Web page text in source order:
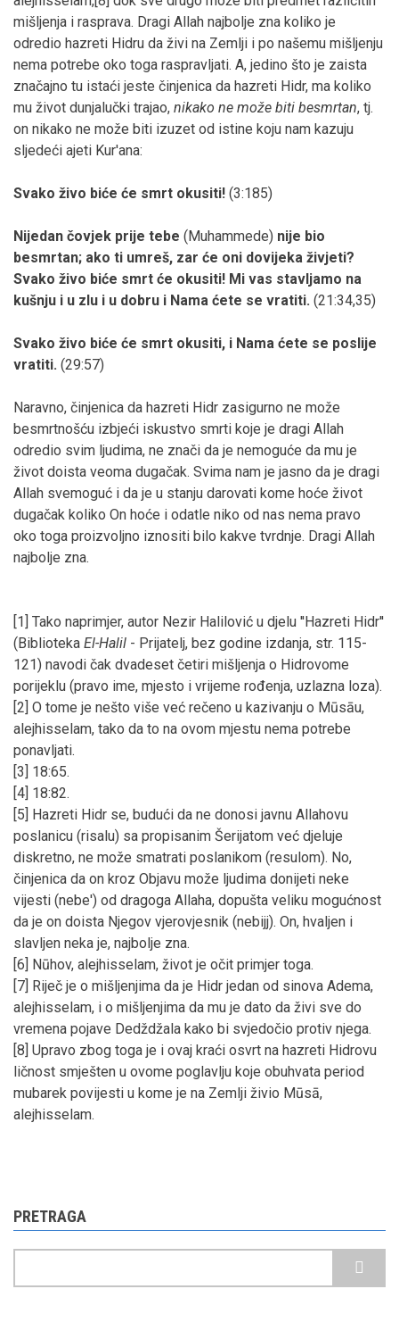
mišljenja i rasprava. Dragi Allah najbolje zna koliko je
odredio hazreti Hidru da živi na Zemlji i po našemu mišljenju
nema potrebe oko toga raspravljati. A, jedino što je zaista
značajno tu istaći jeste činjenica da hazreti Hidr, ma koliko
mu život dunjalučki trajao, nikako ne može biti besmrtan, tj.
on nikako ne može biti izuzet od istine koju nam kazuju
sljedeći ajeti Kur'ana:
Svako živo biće će smrt okusiti! (3:185)
Nijedan čovjek prije tebe (Muhammede) nije bio
besmrtan; ako ti umreš, zar će oni dovijeka živjeti?
Svako živo biće smrt će okusiti! Mi vas stavljamo na
kušnju i u zlu i u dobru i Nama ćete se vratiti. (21:34,35)
Svako živo biće će smrt okusiti, i Nama ćete se poslije
vratiti. (29:57)
Naravno, činjenica da hazreti Hidr zasigurno ne može
besmrtnošću izbjeći iskustvo smrti koje je dragi Allah
odredio svim ljudima, ne znači da je nemoguće da mu je
život doista veoma dugačak. Svima nam je jasno da je dragi
Allah svemoguć i da je u stanju darovati kome hoće život
dugačak koliko On hoće i odatle niko od nas nema pravo
oko toga proizvoljno iznositi bilo kakve tvrdnje. Dragi Allah
najbolje zna.
[1] Tako naprimjer, autor Nezir Halilović u djelu ''Hazreti Hidr''
(Biblioteka El-Halil - Prijatelj, bez godine izdanja, str. 115-
121) navodi čak dvadeset četiri mišljenja o Hidrovome
porijeklu (pravo ime, mjesto i vrijeme rođenja, uzlazna loza).
[2] O tome je nešto više već rečeno u kazivanju o Mūsāu,
alejhisselam, tako da to na ovom mjestu nema potrebe
ponavljati.
[3] 18:65.
[4] 18:82.
[5] Hazreti Hidr se, budući da ne donosi javnu Allahovu
poslanicu (risalu) sa propisanim Šerijatom već djeluje
diskretno, ne može smatrati poslanikom (resulom). No,
činjenica da on kroz Objavu može ljudima donijeti neke
vijesti (nebe') od dragoga Allaha, dopušta veliku mogućnost
da je on doista Njegov vjerovjesnik (nebijj). On, hvaljen i
slavljen neka je, najbolje zna.
[6] Nūhov, alejhisselam, život je očit primjer toga.
[7] Riječ je o mišljenjima da je Hidr jedan od sinova Adema,
alejhisselam, i o mišljenjima da mu je dato da živi sve do
vremena pojave Dedždžala kako bi svjedočio protiv njega.
[8] Upravo zbog toga je i ovaj kraći osvrt na hazreti Hidrovu
ličnost smješten u ovome poglavlju koje obuhvata period
mubarek povijesti u kome je na Zemlji živio Mūsā,
alejhisselam.
PRETRAGA